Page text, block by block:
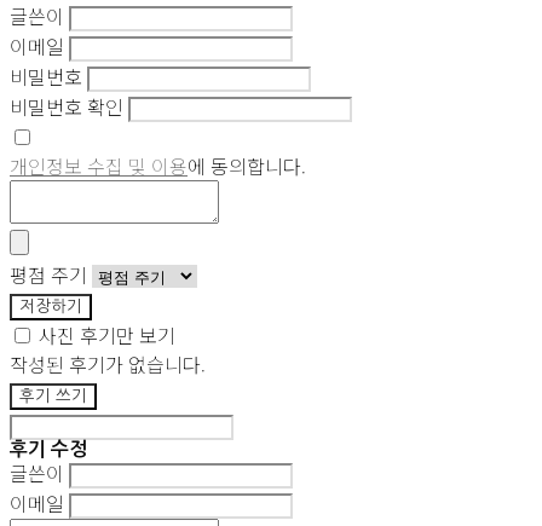
글쓴이
이메일
비밀번호
비밀번호 확인
개인정보 수집 및 이용에 동의합니다.
평점 주기
저장하기
사진 후기만 보기
작성된 후기가 없습니다.
후기 쓰기
후기 수정
글쓴이
이메일